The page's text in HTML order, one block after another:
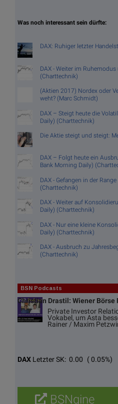
Was noch interessant sein dürfte:
DAX: Ruhiger letzter
DAX - Weiter im
(Charttechnik)
(Aktien 2017) Nordex oder
weht? (Marc Schmidt)
DAX – Steigt heute die
Daily) (Charttechnik)
Die Aktie steigt und steigt:
DAX – Folgt heute ein
Bank Morning Daily)
DAX - Gefangen in der
(Charttechnik)
DAX - Weiter auf
Daily) (Charttechnik)
DAX - Nur eine kleine
Daily) (Charttechnik)
DAX - Ausbruch zu
(Charttechnik)
BSN Podcasts
Christian Drastil: Wiener Börse
Private Investor
Vokabel, um Asta
Rainer / Maxim
DAX Letzter SK: 0.00 ( 0.05%)
BSNgine